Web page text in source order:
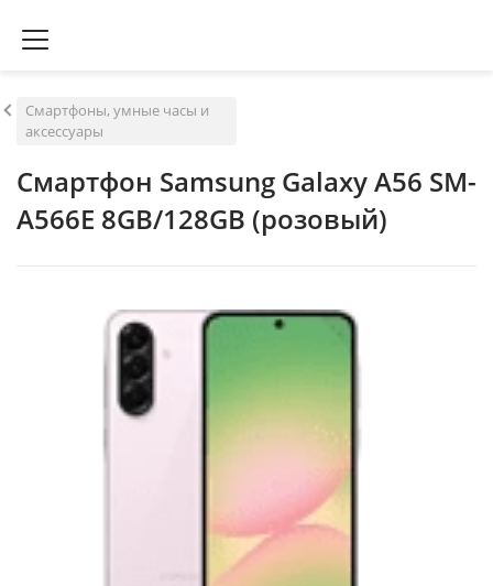
Смартфоны, умные часы и
аксессуары
Смартфон Samsung Galaxy A56 SM-
A566E 8GB/128GB (розовый)